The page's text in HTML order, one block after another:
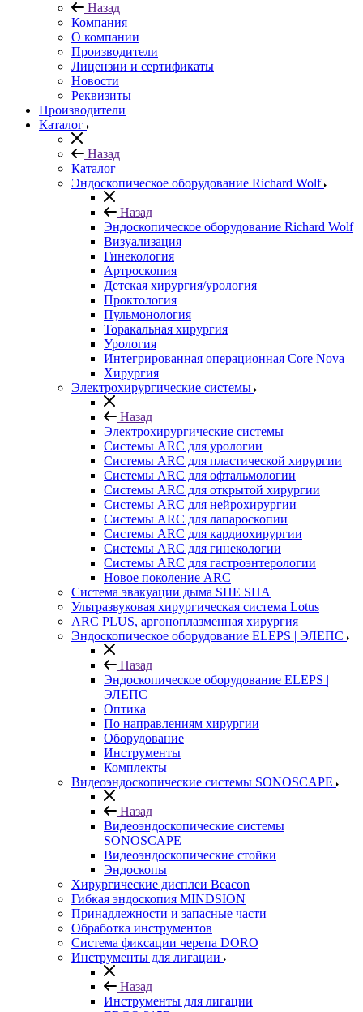
Назад
Компания
О компании
Производители
Лицензии и сертификаты
Новости
Реквизиты
Производители
Каталог
Назад
Каталог
Эндоскопическое оборудование Richard Wolf
Назад
Эндоскопическое оборудование Richard Wolf
Визуализация
Гинекология
Артроскопия
Детская хирургия/урология
Проктология
Пульмонология
Торакальная хирургия
Урология
Интегрированная операционная Core Nova
Хирургия
Электрохирургические системы
Назад
Электрохирургические системы
Системы ARC для урологии
Системы ARC для пластической хирургии
Системы ARC для офтальмологии
Системы ARC для открытой хирургии
Системы ARC для нейрохирургии
Системы ARC для лапароскопии
Системы ARC для кардиохирургии
Системы ARC для гинекологии
Системы ARC для гастроэнтерологии
Новое поколение ARC
Система эвакуации дыма SHE SHA
Ультразвуковая хирургическая система Lotus
ARC PLUS, аргоноплазменная хирургия
Эндоскопическое оборудование ELEPS | ЭЛЕПС
Назад
Эндоскопическое оборудование ELEPS |
ЭЛЕПС
Оптика
По направлениям хирургии
Оборудование
Инструменты
Комплекты
Видеоэндоскопические системы SONOSCAPE
Назад
Видеоэндоскопические системы
SONOSCAPE
Видеоэндоскопические стойки
Эндоскопы
Хирургические дисплеи Beacon
Гибкая эндоскопия MINDSION
Принадлежности и запасные части
Обработка инструментов
Система фиксации черепа DORO
Инструменты для лигации
Назад
Инструменты для лигации